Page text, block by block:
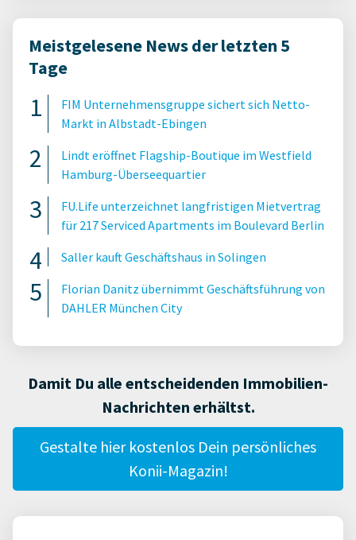
Meistgelesene News der letzten 5
Tage
FIM Unternehmensgruppe sichert sich Netto-
Markt in Albstadt-Ebingen
Lindt eröffnet Flagship-Boutique im Westfield
Hamburg-Überseequartier
FU.Life unterzeichnet langfristigen Mietvertrag
für 217 Serviced Apartments im Boulevard Berlin
Saller kauft Geschäftshaus in Solingen
Florian Danitz übernimmt Geschäftsführung von
DAHLER München City
Damit Du alle entscheidenden Immobilien-
Nachrichten erhältst.
Gestalte hier kostenlos Dein persönliches
Konii-Magazin!